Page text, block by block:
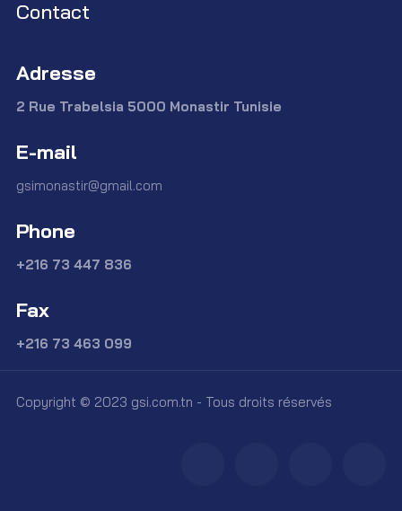
Contact
Adresse
2 Rue Trabelsia 5000 Monastir Tunisie
E-mail
gsimonastir@gmail.com
Phone
+216 73 447 836
Fax
+216 73 463 099
Copyright © 2023 gsi.com.tn - Tous droits réservés